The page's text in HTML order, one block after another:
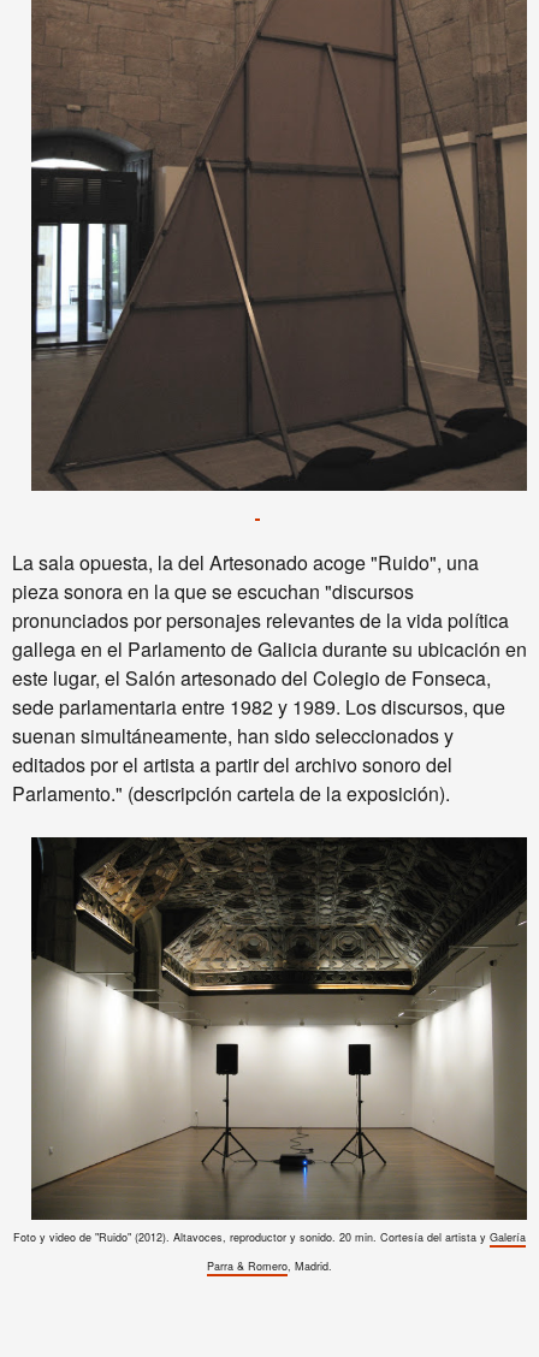
La sala opuesta, la del Artesonado acoge "Ruido", una
pieza sonora en la que se escuchan "discursos
pronunciados por personajes relevantes de la vida política
gallega en el Parlamento de Galicia durante su ubicación en
este lugar, el Salón artesonado del Colegio de Fonseca,
sede parlamentaria entre 1982 y 1989. Los discursos, que
suenan simultáneamente, han sido seleccionados y
editados por el artista a partir del archivo sonoro del
Parlamento." (descripción cartela de la exposición).
Foto y video de "Ruido" (2012). Altavoces, reproductor y sonido. 20 min. Cortesía del artista y Galería
Parra & Romero, Madrid.